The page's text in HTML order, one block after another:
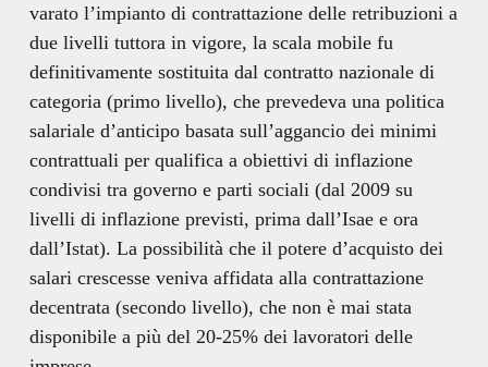
varato l’impianto di contrattazione delle retribuzioni a
due livelli tuttora in vigore, la scala mobile fu
definitivamente sostituita dal contratto nazionale di
categoria (primo livello), che prevedeva una politica
salariale d’anticipo basata sull’aggancio dei minimi
contrattuali per qualifica a obiettivi di inflazione
condivisi tra governo e parti sociali (dal 2009 su
livelli di inflazione previsti, prima dall’Isae e ora
dall’Istat). La possibilità che il potere d’acquisto dei
salari crescesse veniva affidata alla contrattazione
decentrata (secondo livello), che non è mai stata
disponibile a più del 20-25% dei lavoratori delle